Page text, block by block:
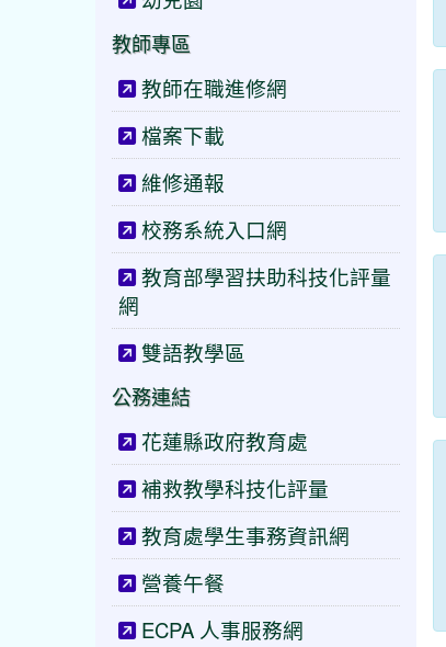
教師專區
教師在職進修網
檔案下載
維修通報
校務系統入口網
教育部學習扶助科技化評量
網
雙語教學區
公務連結
花蓮縣政府教育處
補救教學科技化評量
教育處學生事務資訊網
營養午餐
ECPA 人事服務網